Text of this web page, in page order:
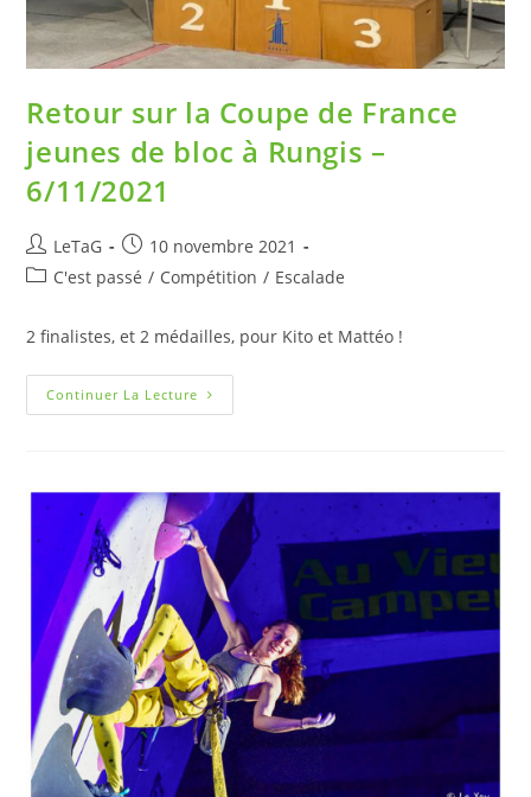
Retour sur la Coupe de France
jeunes de bloc à Rungis –
6/11/2021
LeTaG
10 novembre 2021
C'est passé / Compétition / Escalade
2 finalistes, et 2 médailles, pour Kito et Mattéo !
Continuer La Lecture